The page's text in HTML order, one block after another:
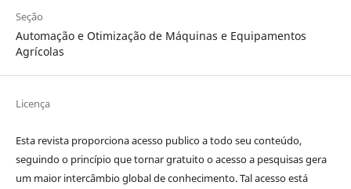
Seção
Automação e Otimização de Máquinas e Equipamentos
Agrícolas
Licença
Esta revista proporciona acesso publico a todo seu conteúdo,
seguindo o princípio que tornar gratuito o acesso a pesquisas gera
um maior intercâmbio global de conhecimento. Tal acesso está